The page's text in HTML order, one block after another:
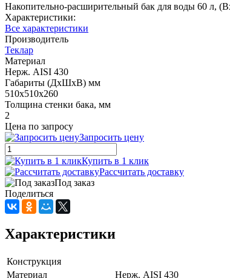
Накопительно-расширительный бак для воды 60 л,
Характеристики:
Все характеристики
Производитель
Теклар
Материал
Нерж. AISI 430
Габариты (ДхШхВ) мм
510х510х260
Толщина стенки бака, мм
2
Цена по запросу
Запросить цену
Купить в 1 клик
Рассчитать доставку
Под заказ
Поделиться
Характеристики
Конструкция
Материал
Нерж. AISI 430